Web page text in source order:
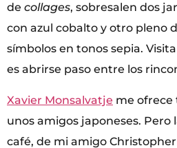
de collages, sobresalen dos
con azul cobalto y otro pleno
símbolos en tonos sepia.
es abrirse paso entre los
Xavier Monsalvatje me ofrece
unos amigos japoneses. Pero
café, de mi amigo